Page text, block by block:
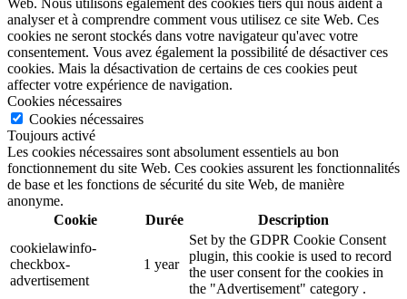
analyser et à comprendre comment vous utilisez ce site Web. Ces
cookies ne seront stockés dans votre navigateur qu'avec votre
consentement. Vous avez également la possibilité de désactiver ces
cookies. Mais la désactivation de certains de ces cookies peut
affecter votre expérience de navigation.
Cookies nécessaires
Cookies nécessaires
Toujours activé
Les cookies nécessaires sont absolument essentiels au bon
fonctionnement du site Web. Ces cookies assurent les fonctionnalités
de base et les fonctions de sécurité du site Web, de manière
anonyme.
Cookie
Durée
Description
cookielawinfo-
checkbox-
advertisement
1 year
Set by the GDPR Cookie Consent
plugin, this cookie is used to record
the user consent for the cookies in
the "Advertisement" category .